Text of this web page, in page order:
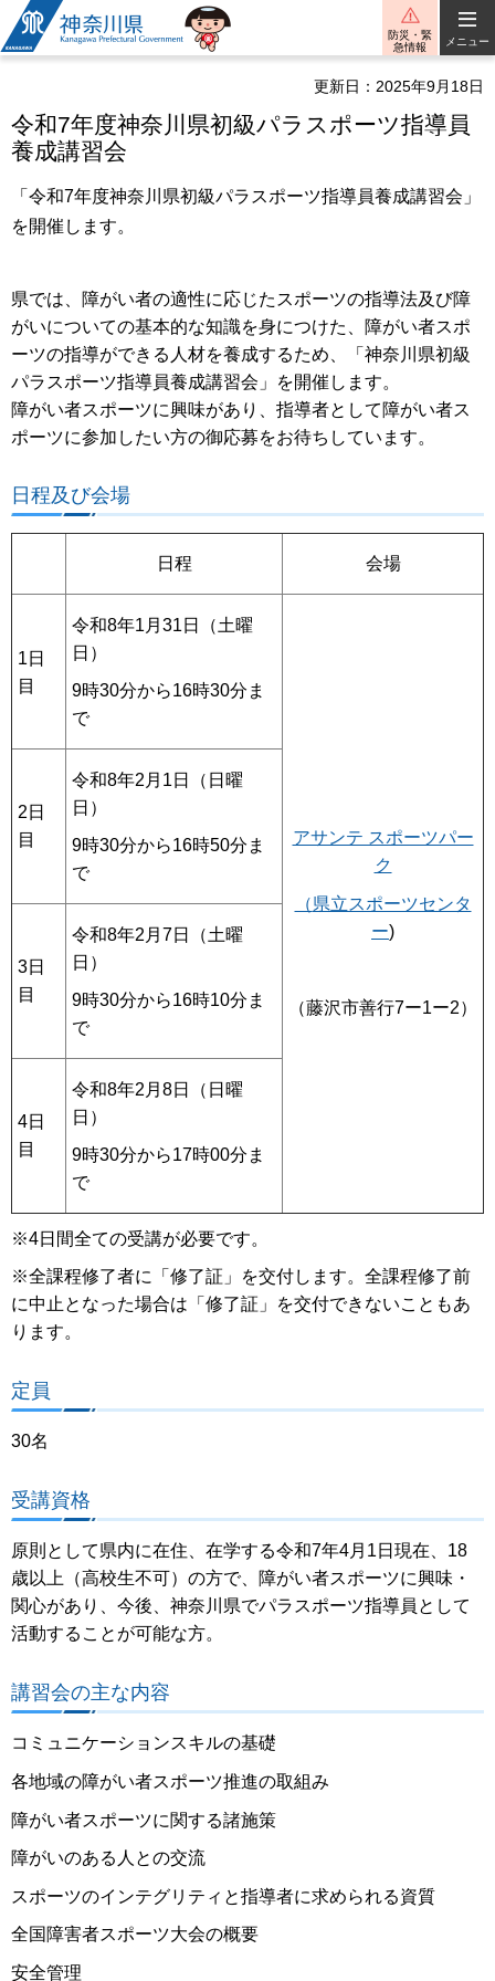
神奈川県
防災・緊
急情報
メニュー
更新日：2025年9月18日
令和7年度神奈川県初級パラスポーツ指導員
養成講習会
「令和7年度神奈川県初級パラスポーツ指導員養成講習会」
を開催します。
県では、障がい者の適性に応じたスポーツの指導法及び障
がいについての基本的な知識を身につけた、障がい者スポ
ーツの指導ができる人材を養成するため、「神奈川県初級
パラスポーツ指導員養成講習会」を開催します。
障がい者スポーツに興味があり、指導者として障がい者ス
ポーツに参加したい方の御応募をお待ちしています。
日程及び会場
日程 会場
1日
目
令和8年1月31日（土曜
日）
9時30分から16時30分ま
で
アサンテ スポーツパー
ク
（県立スポーツセンタ
ー)
（藤沢市善行7ー1ー2）
2日
目
令和8年2月1日（日曜
日）
9時30分から16時50分ま
で
3日
目
令和8年2月7日（土曜
日）
9時30分から16時10分ま
で
4日
目
令和8年2月8日（日曜
日）
9時30分から17時00分ま
で
※4日間全ての受講が必要です。
※全課程修了者に「修了証」を交付します。全課程修了前
に中止となった場合は「修了証」を交付できないこともあ
ります。
定員
30名
受講資格
原則として県内に在住、在学する令和7年4月1日現在、18
歳以上（高校生不可）の方で、障がい者スポーツに興味・
関心があり、今後、神奈川県でパラスポーツ指導員として
活動することが可能な方。
講習会の主な内容
コミュニケーションスキルの基礎
各地域の障がい者スポーツ推進の取組み
障がい者スポーツに関する諸施策
障がいのある人との交流
スポーツのインテグリティと指導者に求められる資質
全国障害者スポーツ大会の概要
安全管理